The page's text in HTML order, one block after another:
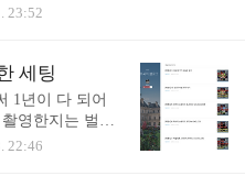
상이나 글자 폰
데 기본 15초
랜 시간 하는 거
영상으로 들어
복사해서 OB
Streaming 누르
다른 설정을 좀
23:52
세팅
1년이 다 되어
영한지는 벌써
지 못하고 있습
22:46